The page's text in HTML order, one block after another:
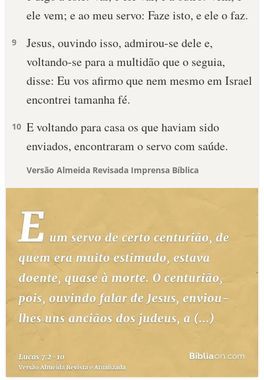
ele vem; e ao meu servo: Faze isto, e ele o faz.
9
Jesus, ouvindo isso, admirou-se dele e,
voltando-se para a multidão que o seguia,
disse: Eu vos afirmo que nem mesmo em Israel
encontrei tamanha fé.
10 E voltando para casa os que haviam sido
enviados, encontraram o servo com saúde.
Versão Almeida Revisada Imprensa Bíblica